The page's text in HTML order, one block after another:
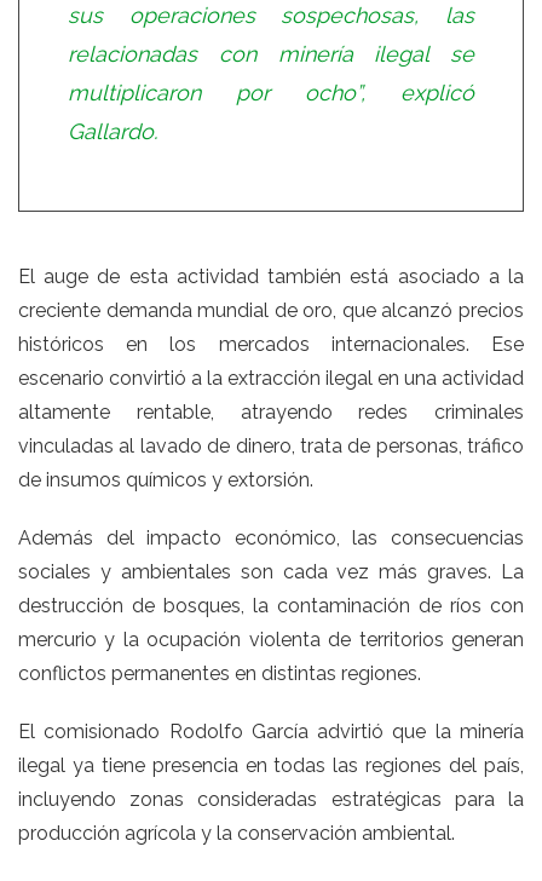
sus operaciones sospechosas, las
relacionadas con minería ilegal se
multiplicaron por ocho”, explicó
Gallardo.
El auge de esta actividad también está asociado a la
creciente demanda mundial de oro, que alcanzó precios
históricos en los mercados internacionales. Ese
escenario convirtió a la extracción ilegal en una actividad
altamente rentable, atrayendo redes criminales
vinculadas al lavado de dinero, trata de personas, tráfico
de insumos químicos y extorsión.
Además del impacto económico, las consecuencias
sociales y ambientales son cada vez más graves. La
destrucción de bosques, la contaminación de ríos con
mercurio y la ocupación violenta de territorios generan
conflictos permanentes en distintas regiones.
El comisionado Rodolfo García advirtió que la minería
ilegal ya tiene presencia en todas las regiones del país,
incluyendo zonas consideradas estratégicas para la
producción agrícola y la conservación ambiental.